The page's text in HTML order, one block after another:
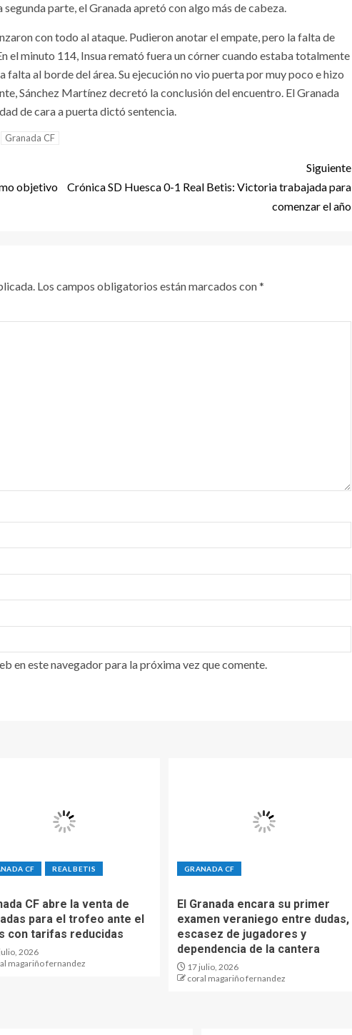
parte, el Granada apretó con algo más de cabeza.
con todo al ataque. Pudieron anotar el empate, pero la falta de
el minuto 114, Insua remató fuera un córner cuando estaba totalmente
falta al borde del área. Su ejecución no vio puerta por muy poco e hizo
Sánchez Martínez decretó la conclusión del encuentro. El Granada
de cara a puerta dictó sentencia.
Granada CF
objetivo
Siguiente
Crónica SD Huesca 0-1 Real Betis: Victoria trabajada para
comenzar el año
Los campos obligatorios están marcados con*
en este navegador para la próxima vez que comente.
CF REAL BETIS
CF abre la venta de
para el trofeo ante el
con tarifas reducidas
2026
magariño fernandez
GRANADA CF
El Granada encara su primer
examen veraniego entre dudas,
escasez de jugadores y
dependencia de la cantera
17 julio, 2026
coral magariño fernandez